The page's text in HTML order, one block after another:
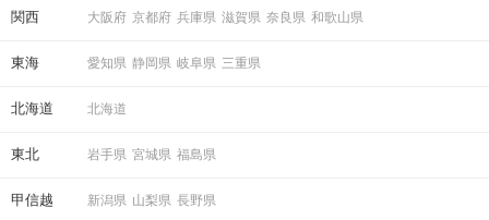
関西 大阪府 京都府 兵庫県 滋賀県 奈良県 和歌山県
東海 愛知県 静岡県 岐阜県 三重県
北海道 北海道
東北 岩手県 宮城県 福島県
甲信越 新潟県 山梨県 長野県